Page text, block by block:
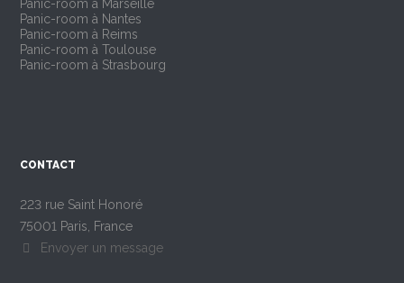
Panic-room à Marseille
Panic-room à Nantes
Panic-room à Reims
Panic-room à Toulouse
Panic-room à Strasbourg
CONTACT
223 rue Saint Honoré
75001 Paris, France
Envoyer un message